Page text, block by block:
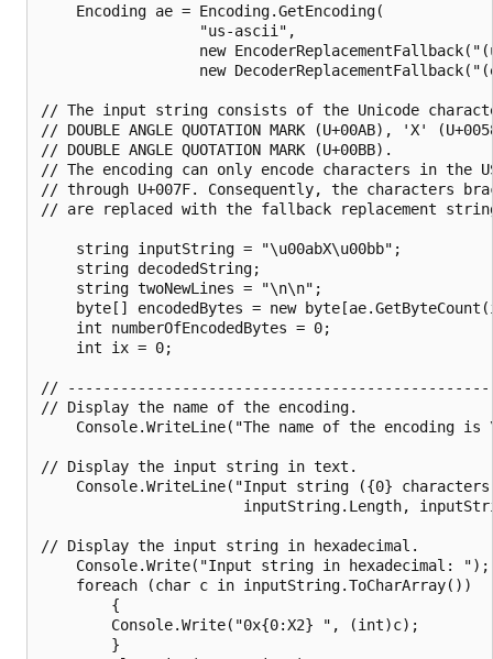
    Encoding ae = Encoding.GetEncoding(
                  "us-ascii",
new
new
// The input string consists of the Unicode
// DOUBLE ANGLE QUOTATION MARK (U+00AB), 'X'
// DOUBLE ANGLE QUOTATION MARK (U+00BB).
// The encoding can only encode characters in the
// through U+007F. Consequently, the characters
// are replaced with the fallback replacement
    string inputString = "\u00abX\u00bb";
    string decodedString;
    string twoNewLines = "\n\n";
byte[] encodedBytes = new
    int numberOfEncodedBytes = 0;
    int ix = 0;
//
// Display the name of the encoding.
Console.WriteLine("The name of the encoding is
// Display the input string in text.
Console.WriteLine("Input string ({0}
inputString.Length,
// Display the input string in hexadecimal.
    Console.Write("Input string in hexadecimal: ");
    foreach (char c in inputString.ToCharArray())
        {
        Console.Write("0x{0:X2} ", (int)c);
        }